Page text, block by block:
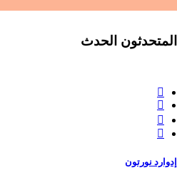
المتحدثون الحدث
إدوارد نورتون